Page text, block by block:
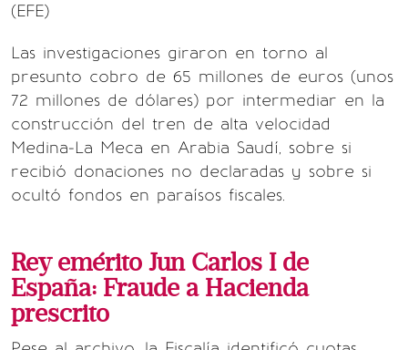
(EFE)
Las investigaciones giraron en torno al
presunto cobro de 65 millones de euros (unos
72 millones de dólares) por intermediar en la
construcción del tren de alta velocidad
Medina-La Meca en Arabia Saudí, sobre si
recibió donaciones no declaradas y sobre si
ocultó fondos en paraísos fiscales.
Rey emérito Jun Carlos I de
España: Fraude a Hacienda
prescrito